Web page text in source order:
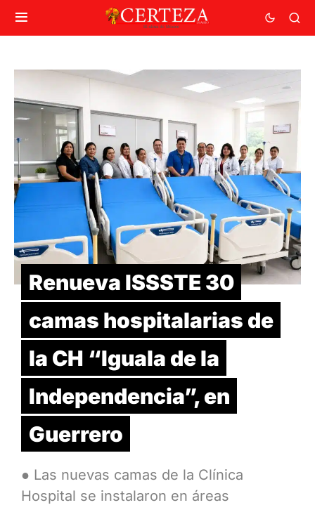
Renueva ISSSTE 30
camas hospitalarias de
la CH “Iguala de la
Independencia”, en
Guerrero
● Las nuevas camas de la Clínica
Hospital se instalaron en áreas